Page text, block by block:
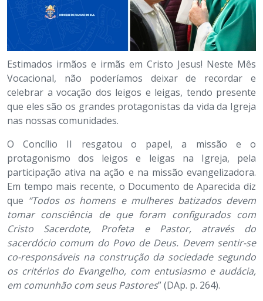
Estimados irmãos e irmãs em Cristo Jesus! Neste Mês
Vocacional, não poderíamos deixar de recordar e
celebrar a vocação dos leigos e leigas, tendo presente
que eles são os grandes protagonistas da vida da Igreja
nas nossas comunidades.
O Concílio II resgatou o papel, a missão e o
protagonismo dos leigos e leigas na Igreja, pela
participação ativa na ação e na missão evangelizadora.
Em tempo mais recente, o Documento de Aparecida diz
que “Todos os homens e mulheres batizados devem
tomar consciência de que foram configurados com
Cristo Sacerdote, Profeta e Pastor, através do
sacerdócio comum do Povo de Deus. Devem sentir-se
co-responsáveis na construção da sociedade segundo
os critérios do Evangelho, com entusiasmo e audácia,
em comunhão com seus Pastores” (DAp. p. 264).